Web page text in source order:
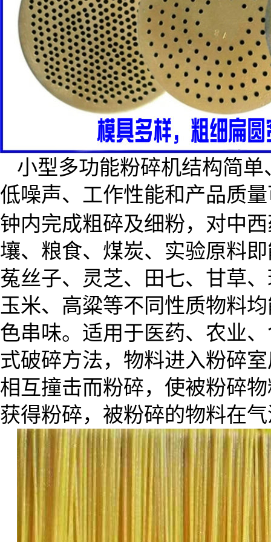
小型多功能粉碎机结构简
低噪声、工作性能和产品质
钟内完成粗碎及细粉，对中
壤、粮食、煤炭、实验原料
菟丝子、灵芝、田七、甘草
玉米、高粱等不同性质物料
色串味。适用于医药、农业
式破碎方法，物料进入粉碎
相互撞击而粉碎，使被粉碎
获得粉碎，被粉碎的物料在